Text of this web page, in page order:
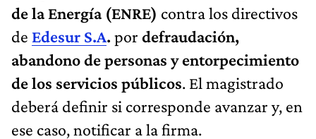
de la Energía (ENRE) contra los directivos
de Edesur S.A. por defraudación,
abandono de personas y entorpecimiento
de los servicios públicos. El magistrado
deberá definir si corresponde avanzar y, en
ese caso, notificar a la firma.